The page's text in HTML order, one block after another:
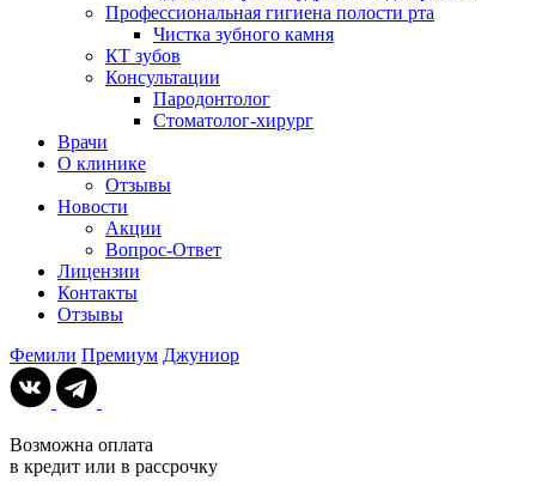
Профессиональная гигиена полости рта
Чистка зубного камня
КТ зубов
Консультации
Пародонтолог
Стоматолог-хирург
Врачи
О клинике
Отзывы
Новости
Акции
Вопрос-Ответ
Лицензии
Контакты
Отзывы
Фемили Премиум Джуниор
Возможна оплата
в кредит или в рассрочку